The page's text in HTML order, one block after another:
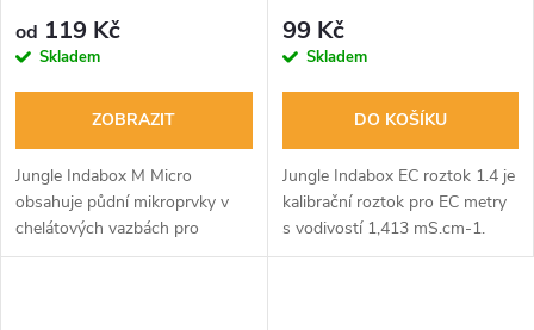
od 119 Kč
Skladem
ZOBRAZIT
Jungle Indabox M Micro
obsahuje půdní mikroprvky v
chelátových vazbách pro
vyváženou výživu rostlin.
99 Kč
Skladem
DO KOŠÍKU
Jungle Indabox EC roztok 1.4 je
kalibrační roztok pro EC metry
s vodivostí 1,413 mS.cm-1.